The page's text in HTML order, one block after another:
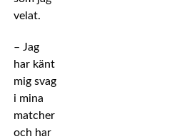
velat.
– Jag
har känt
mig svag
i mina
matcher
och har